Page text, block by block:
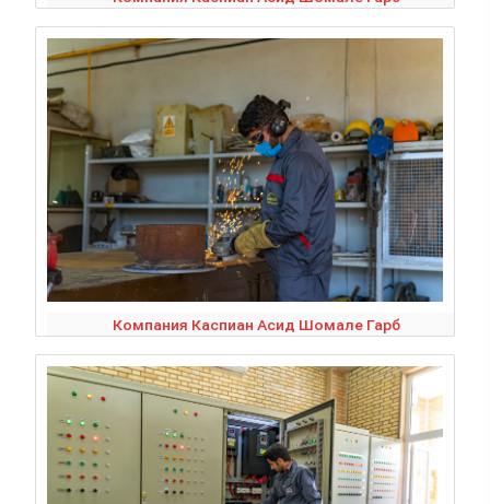
Компания Каспиан Асид Шомале Гарб